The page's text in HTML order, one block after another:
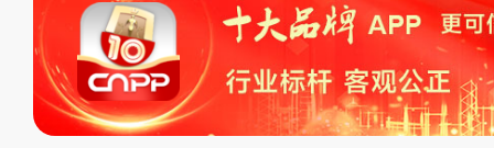
复制、转载、商用。本站不生产产
不代理、不招商、不提供中介服务。
持投资购买的观点或意见，页面信息